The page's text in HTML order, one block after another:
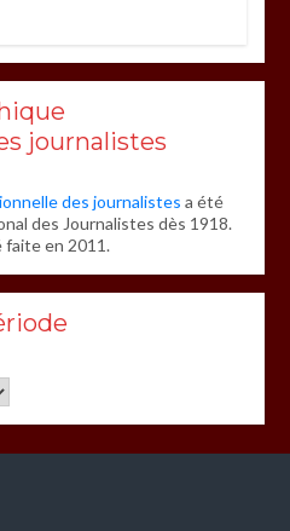
journalistes
des journalistes a été
des Journalistes dès 1918.
faite en 2011.